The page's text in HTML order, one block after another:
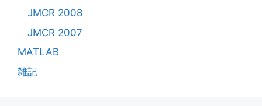
JMCR 2008
JMCR 2007
MATLAB
雑記